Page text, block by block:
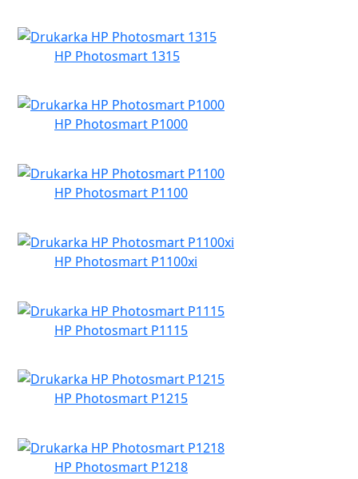
HP Photosmart 1315
HP Photosmart P1000
HP Photosmart P1100
HP Photosmart P1100xi
HP Photosmart P1115
HP Photosmart P1215
HP Photosmart P1218